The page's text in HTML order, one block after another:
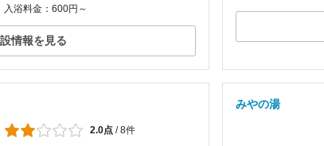
入浴料金：600円～
情報を見る
2.0点 /8件
みやの湯